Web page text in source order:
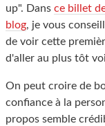
up". Dans ce billet
blog, je vous
de voir cette
d'aller au plus tôt
On peut croire de
confiance à la
propos semble